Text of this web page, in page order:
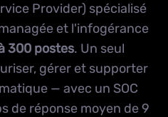
Provider) spécialisé
et l'infogérance
300 postes. Un seul
gérer et supporter
— avec un SOC
de réponse moyen de 9